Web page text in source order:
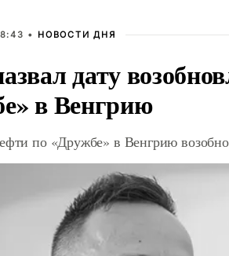
• НОВОСТИ ДНЯ
дату
в Венгрию
по «Дружбе» в Венгрию